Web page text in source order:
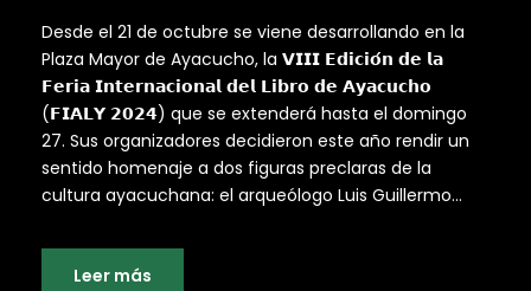
Desde el 21 de octubre se viene desarrollando en la
Plaza Mayor de Ayacucho, la 𝗩𝗜𝗜𝗜 𝗘𝗱𝗶𝗰𝗶𝗼́𝗻 𝗱𝗲 𝗹𝗮
𝗙𝗲𝗿𝗶𝗮 𝗜𝗻𝘁𝗲𝗿𝗻𝗮𝗰𝗶𝗼𝗻𝗮𝗹 𝗱𝗲𝗹 𝗟𝗶𝗯𝗿𝗼 𝗱𝗲 𝗔𝘆𝗮𝗰𝘂𝗰𝗵𝗼
(𝗙𝗜𝗔𝗟𝗬 𝟮𝟬𝟮𝟰) que se extenderá hasta el domingo
27. Sus organizadores decidieron este año rendir un
sentido homenaje a dos figuras preclaras de la
cultura ayacuchana: el arqueólogo Luis Guillermo...
Leer más